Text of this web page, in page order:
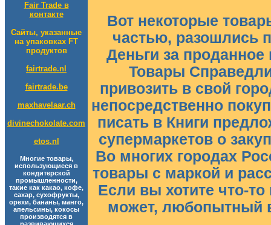
Fair Trade в
контакте
Сайты, указанные
на упаковках FT
продуктов
fairtrade.nl
fairtrade.be
maxhavelaar.ch
divinechokolate.com
etos.nl
Многие товары,
использующиеся в
кондитерской
промышленности,
такие как какао, кофе,
сахар, сухофрукты,
орехи, бананы, манго,
апельсины, кокосы
производятся в
Вот некоторые
частью, разошлись
Деньги за
Товары
привозить в свой
непосредственно
писать в Книги
супермаркетов о
Во многих городах
товары с маркой и
Если вы хотите что-
может, любопытный